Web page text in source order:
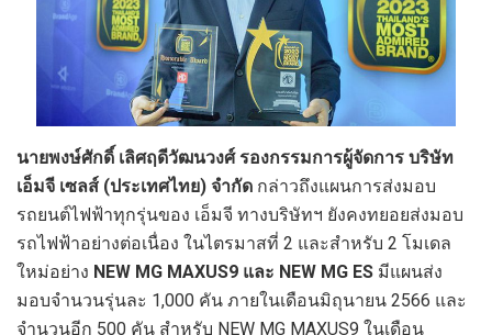
นายพงษ์ศักดิ์ เลิศฤดีวัฒนวงศ์ รองกรรมการผู้จัดการ บริษัท
เอ็มจี เซลส์ (ประเทศไทย) จำกัด กล่าวถึงแผนการส่งมอบ
รถยนต์ไฟฟ้าทุกรุ่นของ เอ็มจี ทางบริษัทฯ ยังคงทยอยส่งมอบ
รถไฟฟ้าอย่างต่อเนื่อง ในไตรมาสที่ 2 และสำหรับ 2 โมเดล
ใหม่อย่าง NEW MG MAXUS9 และ NEW MG ES มีแผนส่ง
มอบจำนวนรุ่นละ 1,000 คัน ภายในเดือนมิถุนายน 2566 และ
จำนวนอีก 500 คัน สำหรับ NEW MG MAXUS9 ในเดือน